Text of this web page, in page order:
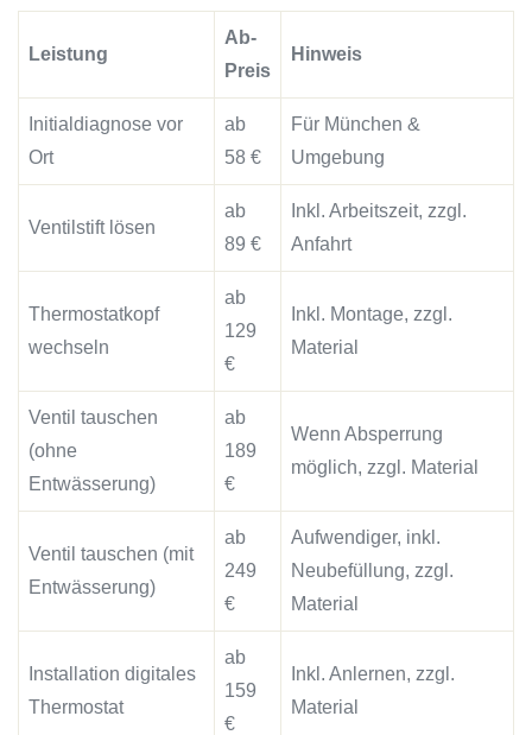
Leistung
Ab-
Preis
Hinweis
Initialdiagnose vor
Ort
ab
58 €
Für München &
Umgebung
Ventilstift lösen
ab
89 €
Inkl. Arbeitszeit, zzgl.
Anfahrt
Thermostatkopf
wechseln
ab
129
€
Inkl. Montage, zzgl.
Material
Ventil tauschen
(ohne
Entwässerung)
ab
189
€
Wenn Absperrung
möglich, zzgl. Material
Ventil tauschen (mit
Entwässerung)
ab
249
€
Aufwendiger, inkl.
Neubefüllung, zzgl.
Material
Installation digitales
Thermostat
ab
159
€
Inkl. Anlernen, zzgl.
Material